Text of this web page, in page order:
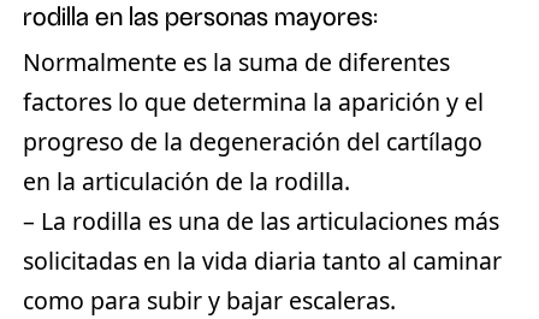
rodilla en las personas mayores:
Normalmente es la suma de diferentes
factores lo que determina la aparición y el
progreso de la degeneración del cartílago
en la articulación de la rodilla.
– La rodilla es una de las articulaciones más
solicitadas en la vida diaria tanto al caminar
como para subir y bajar escaleras.